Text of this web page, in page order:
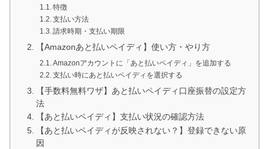
特徴
支払い方法
請求時期・支払い期限
【Amazonあと払いペイディ】使い方・やり方
Amazonアカウントに「あと払いペイディ」を追加する
支払い時にあと払いペイディを選択する
【手数料無料ワザ】あと払いペイディ口座振替の設定方
法
【あと払いペイディ】支払い状況の確認方法
【あと払いペイディが反映されない？】登録できない原
因